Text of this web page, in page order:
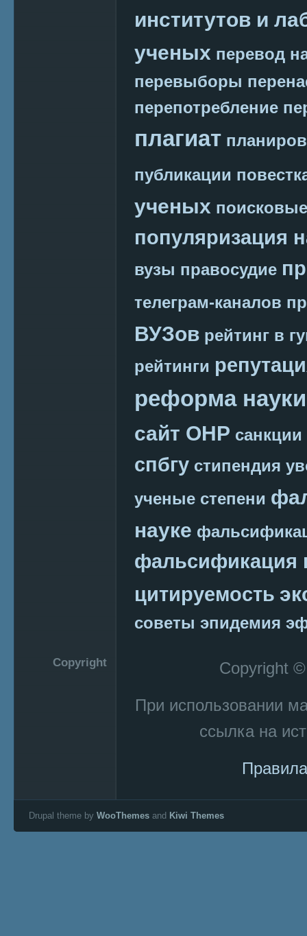
институтов и
ученых перевод
перевыборы
перепотребление
плагиат
публикации
ученых
популяризация
вузы правосудие
телеграм-каналов
ВУЗов рейтинг в
рейтинги
реформа науки
сайт ОНР санкции
спбгу стипендия
ученые степени
науке
фальсификация
цитируемость
советы эпидемия
Copyright
Copyright
При использовании
ссылка на
Drupal theme by WooThemes and Kiwi Themes